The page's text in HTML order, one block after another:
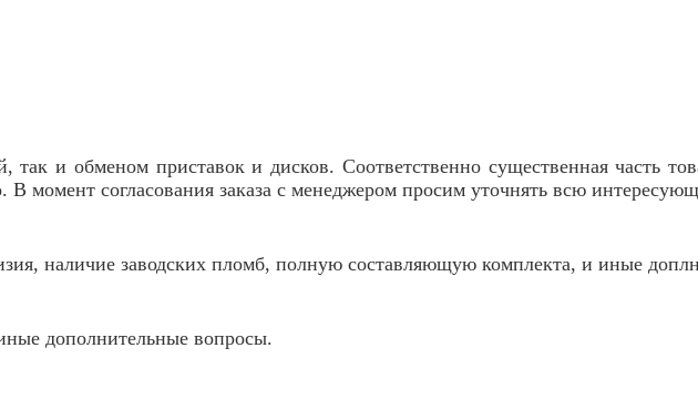
и обменом приставок и дисков. Соответственно существенная часть
В момент согласования заказа с менеджером просим уточнять всю
наличие заводских пломб, полную составляющую комплекта, и иные
дополнительные вопросы.